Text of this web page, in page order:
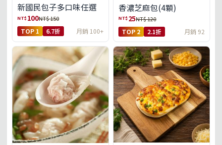
新國民包子多口味任選
NT$ 100NT$ 150
TOP 1 6.7折 月銷 100+
香濃芝麻包(4顆)
NT$ 25NT$ 120
TOP 2 2.1折 月銷 92